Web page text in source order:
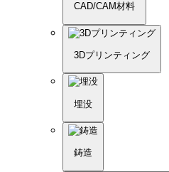
CAD/CAM材料
3Dプリンティング
埋没
鋳造